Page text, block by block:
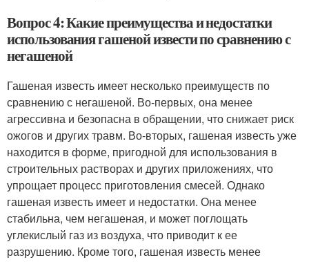
Вопрос 4: Какие преимущества и недостатки
использования гашеной извести по сравнению с
негашеной
Гашеная известь имеет несколько преимуществ по
сравнению с негашеной. Во-первых, она менее
агрессивна и безопасна в обращении, что снижает риск
ожогов и других травм. Во-вторых, гашеная известь уже
находится в форме, пригодной для использования в
строительных растворах и других приложениях, что
упрощает процесс приготовления смесей. Однако
гашеная известь имеет и недостатки. Она менее
стабильна, чем негашеная, и может поглощать
углекислый газ из воздуха, что приводит к ее
разрушению. Кроме того, гашеная известь менее